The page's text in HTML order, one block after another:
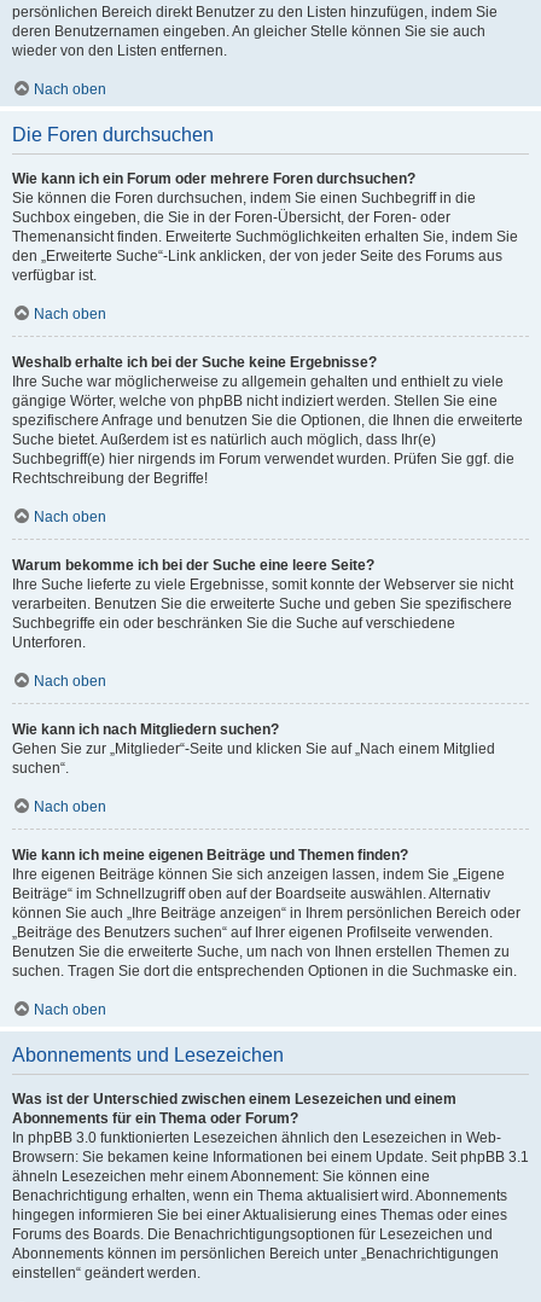
persönlichen Bereich direkt Benutzer zu den Listen hinzufügen, indem Sie
deren Benutzernamen eingeben. An gleicher Stelle können Sie sie auch
wieder von den Listen entfernen.
Nach oben
Die Foren durchsuchen
Wie kann ich ein Forum oder mehrere Foren durchsuchen?
Sie können die Foren durchsuchen, indem Sie einen Suchbegriff in die
Suchbox eingeben, die Sie in der Foren-Übersicht, der Foren- oder
Themenansicht finden. Erweiterte Suchmöglichkeiten erhalten Sie, indem Sie
den „Erweiterte Suche“-Link anklicken, der von jeder Seite des Forums aus
verfügbar ist.
Nach oben
Weshalb erhalte ich bei der Suche keine Ergebnisse?
Ihre Suche war möglicherweise zu allgemein gehalten und enthielt zu viele
gängige Wörter, welche von phpBB nicht indiziert werden. Stellen Sie eine
spezifischere Anfrage und benutzen Sie die Optionen, die Ihnen die erweiterte
Suche bietet. Außerdem ist es natürlich auch möglich, dass Ihr(e)
Suchbegriff(e) hier nirgends im Forum verwendet wurden. Prüfen Sie ggf. die
Rechtschreibung der Begriffe!
Nach oben
Warum bekomme ich bei der Suche eine leere Seite?
Ihre Suche lieferte zu viele Ergebnisse, somit konnte der Webserver sie nicht
verarbeiten. Benutzen Sie die erweiterte Suche und geben Sie spezifischere
Suchbegriffe ein oder beschränken Sie die Suche auf verschiedene
Unterforen.
Nach oben
Wie kann ich nach Mitgliedern suchen?
Gehen Sie zur „Mitglieder“-Seite und klicken Sie auf „Nach einem Mitglied
suchen“.
Nach oben
Wie kann ich meine eigenen Beiträge und Themen finden?
Ihre eigenen Beiträge können Sie sich anzeigen lassen, indem Sie „Eigene
Beiträge“ im Schnellzugriff oben auf der Boardseite auswählen. Alternativ
können Sie auch „Ihre Beiträge anzeigen“ in Ihrem persönlichen Bereich oder
„Beiträge des Benutzers suchen“ auf Ihrer eigenen Profilseite verwenden.
Benutzen Sie die erweiterte Suche, um nach von Ihnen erstellen Themen zu
suchen. Tragen Sie dort die entsprechenden Optionen in die Suchmaske ein.
Nach oben
Abonnements und Lesezeichen
Was ist der Unterschied zwischen einem Lesezeichen und einem
Abonnements für ein Thema oder Forum?
In phpBB 3.0 funktionierten Lesezeichen ähnlich den Lesezeichen in Web-
Browsern: Sie bekamen keine Informationen bei einem Update. Seit phpBB 3.1
ähneln Lesezeichen mehr einem Abonnement: Sie können eine
Benachrichtigung erhalten, wenn ein Thema aktualisiert wird. Abonnements
hingegen informieren Sie bei einer Aktualisierung eines Themas oder eines
Forums des Boards. Die Benachrichtigungsoptionen für Lesezeichen und
Abonnements können im persönlichen Bereich unter „Benachrichtigungen
einstellen“ geändert werden.